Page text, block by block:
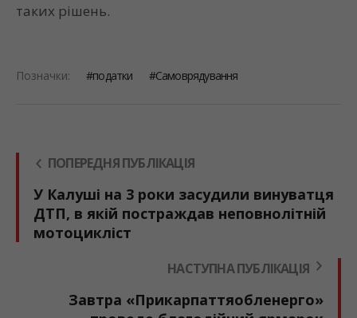
таких рішень.
Позначки: податки Самоврядування
ПОПЕРЕДНЯ ПУБЛІКАЦІЯ
У Калуші на 3 роки засудили винуватця
ДТП, в якій постраждав неповнолітній
мотоцикліст
НАСТУПНА ПУБЛІКАЦІЯ
Завтра «Прикарпаттяобленерго»